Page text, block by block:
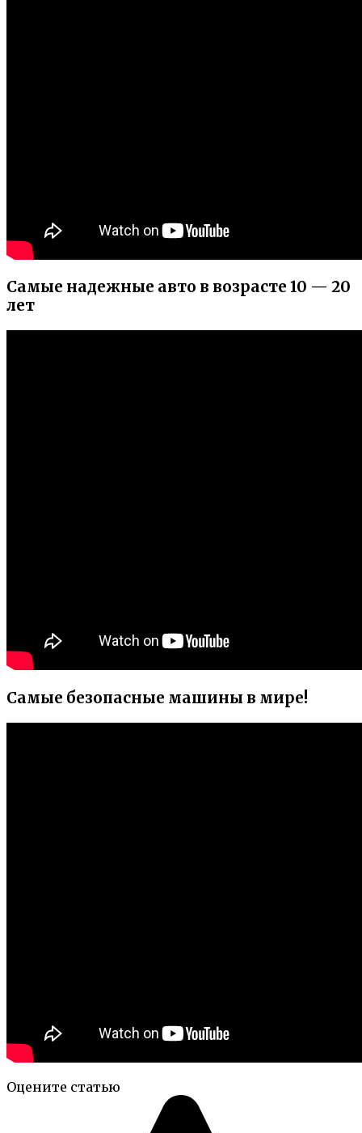
Самые надежные авто в возрасте 10 — 20
лет
Самые безопасные машины в мире!
Оцените статью